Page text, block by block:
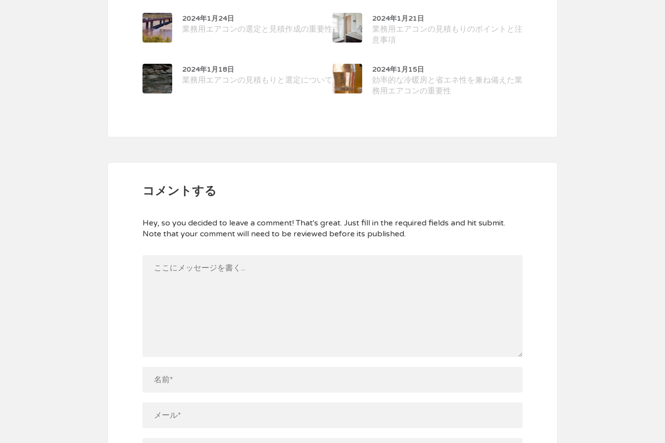
2024年1月24日
業務用エアコンの選定と見積作成の重要性
2024年1月21日
業務用エアコンの見積もりのポイントと注
意事項
2024年1月18日
業務用エアコンの見積もりと選定について
2024年1月15日
効率的な冷暖房と省エネ性を兼ね備えた業
務用エアコンの重要性
コメントする
Hey, so you decided to leave a comment! That's great. Just fill in the required fields and hit submit.
Note that your comment will need to be reviewed before its published.